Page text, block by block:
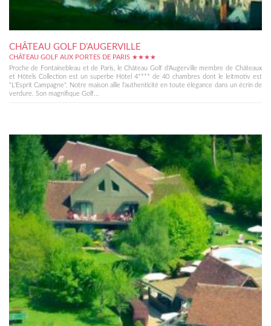
CHÂTEAU GOLF D’AUGERVILLE
CHÂTEAU GOLF AUX PORTES DE PARIS ★★★★
Proche de Fontainebleau et de Paris, le Château Golf d'Augerville membre de Châteaux
et Hôtels Collection est un superbe Hôtel 4**** de 40 chambres dont le leitmotiv est
"L'Esprit Campagne". Notre maison allie l'authenticité en toute élégance dans un écrin de
verdure. Son magnifique Golf...